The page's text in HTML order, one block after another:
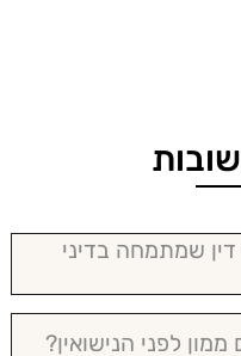
שמתמחה בדיני
לפני הנישואין?